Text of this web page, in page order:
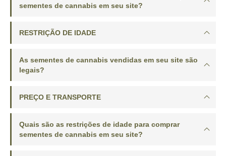
sementes de cannabis em seu site?
RESTRIÇÃO DE IDADE
As sementes de cannabis vendidas em seu site são
legais?
PREÇO E TRANSPORTE
Quais são as restrições de idade para comprar
sementes de cannabis em seu site?